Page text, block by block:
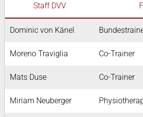
Staff DVV
Dominic von Känel
Moreno Traviglia Co-Trainer
Mats Duse Co-Trainer
Miriam Neuberger